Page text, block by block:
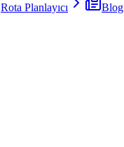
Rota Planlayıcı Blog